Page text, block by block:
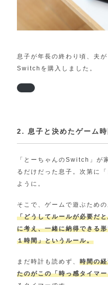
息子が年長の終わり頃、夫
Switchを購入しました。
2. 息子と決めたゲーム
「とーちゃんのSwitch」が
るだけだった息子。次第に
ように。
そこで、ゲームで遊ぶため
「どうしてルールが必要だ
に考え、一緒に納得できる
１時間」というルール。
まだ時計も読めず、 時間の
たのがこの「時っ感タイマ